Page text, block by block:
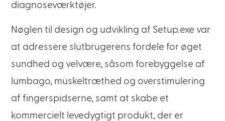
diagnoseværktøjer.
Nøglen til design og udvikling af Setup.exe var
at adressere slutbrugerens fordele for øget
sundhed og velvære, såsom forebyggelse af
lumbago, muskeltræthed og overstimulering
af fingerspidserne, samt at skabe et
kommercielt levedygtigt produkt, der er